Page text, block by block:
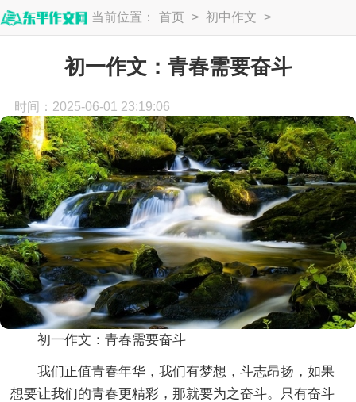
当前位置： 首页 > 初中作文 >
初一作文：青春需要奋斗
时间：2025-06-01 23:19:06
初一作文：青春需要奋斗
我们正值青春年华，我们有梦想，斗志昂扬，如果
想要让我们的青春更精彩，那就要为之奋斗。只有奋斗